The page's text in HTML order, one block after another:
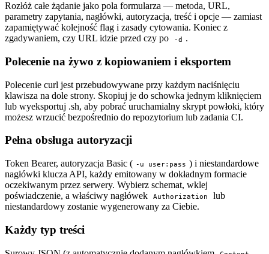
Rozłóż całe żądanie jako pola formularza — metoda, URL,
parametry zapytania, nagłówki, autoryzacja, treść i opcje — zamiast
zapamiętywać kolejność flag i zasady cytowania. Koniec z
zgadywaniem, czy URL idzie przed czy po
-d .
Polecenie na żywo z kopiowaniem i eksportem
Polecenie curl jest przebudowywane przy każdym naciśnięciu
klawisza na dole strony. Skopiuj je do schowka jednym kliknięciem
lub wyeksportuj .sh, aby pobrać uruchamialny skrypt powłoki, który
możesz wrzucić bezpośrednio do repozytorium lub zadania CI.
Pełna obsługa autoryzacji
Token Bearer, autoryzacja Basic ( -u user:pass ) i niestandardowe
nagłówki klucza API, każdy emitowany w dokładnym formacie
oczekiwanym przez serwery. Wybierz schemat, wklej
poświadczenie, a właściwy nagłówek
Authorization
lub
niestandardowy zostanie wygenerowany za Ciebie.
Każdy typ treści